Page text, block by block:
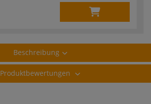
Beschreibung
Produktbewertungen